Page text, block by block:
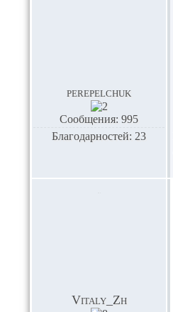
perepelchuk
Сообщения: 995
Благодарностей: 23
Vitaly_Zh